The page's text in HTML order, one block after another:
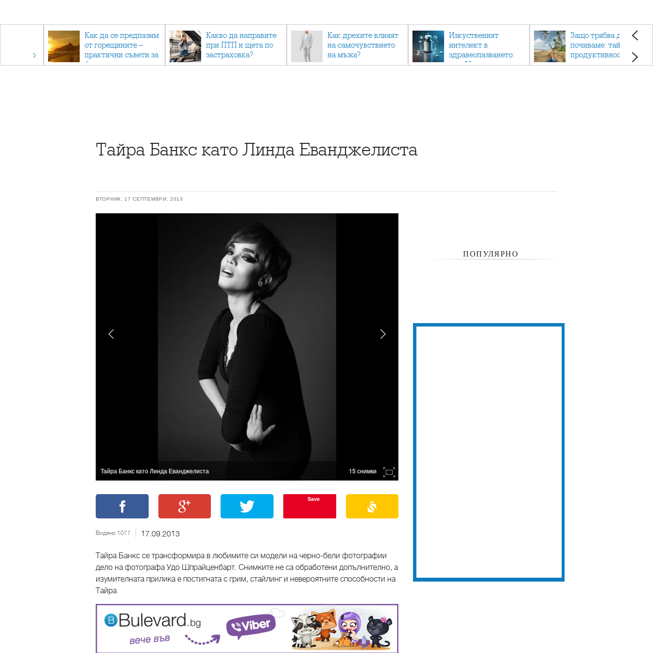
отново
Как да се предпазим
от горещините –
практични съвети за
безопасно лято
Какво да направите
при ПТП и щета по
застраховка?
Как дрехите влияят
на самочувствието
на мъжа?
Изкуственият
интелект в
здравеопазването:
как AI променя
Защо трябва да си
почиваме: тайната на
продуктивността,
здравето и добрия
Тайра Банкс като Линда Еванджелиста
ВТОРНИК, 17 СЕПТЕМВРИ, 2013
Тайра Банкс като Линда Еванджелиста 15 снимки
Save
Видяно 1077 17.09.2013
Тайра Банкс се трансформира в любимите си модели на черно-бели фотографии
дело на фотографа Удо Шпрайценбарт. Снимките не са обработени допълнително, а
изумителната прилика е постигната с грим, стайлинг и невероятните способности на
Тайра
ПОПУЛЯРНО